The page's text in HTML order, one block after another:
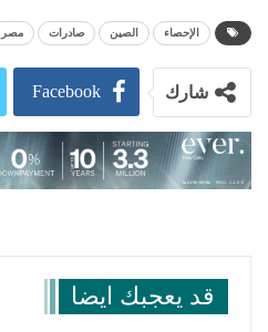
الإحصاء الصين صادرات مصر
شارك Facebook
قد يعجبك ايضا